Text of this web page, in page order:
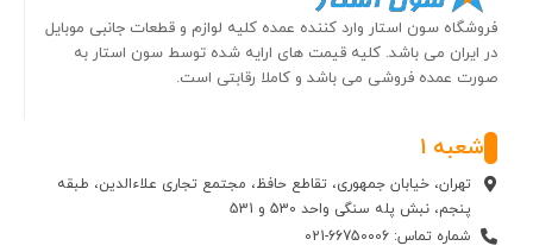
فروشگاه سون استار وارد کننده عمده کلیه لوازم و قطعات جانبی موبایل
در ایران می باشد. کلیه قیمت های ارایه شده توسط سون استار به
صورت عمده فروشی می باشد و کاملا رقابتی است.
شعبه 1
تهران، خیابان جمهوری، تقاطع حافظ، مجتمع تجاری علاءالدین، طبقه
پنجم، نبش پله سنگی واحد 530 و 531
شماره تماس: 66750006-021